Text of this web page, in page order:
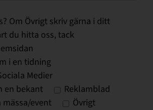
Om Övrigt skriv gärna i ditt
du hitta oss, tack
i en tidning
Medier
en bekant
Reklamblad
mässa/event
Övrigt